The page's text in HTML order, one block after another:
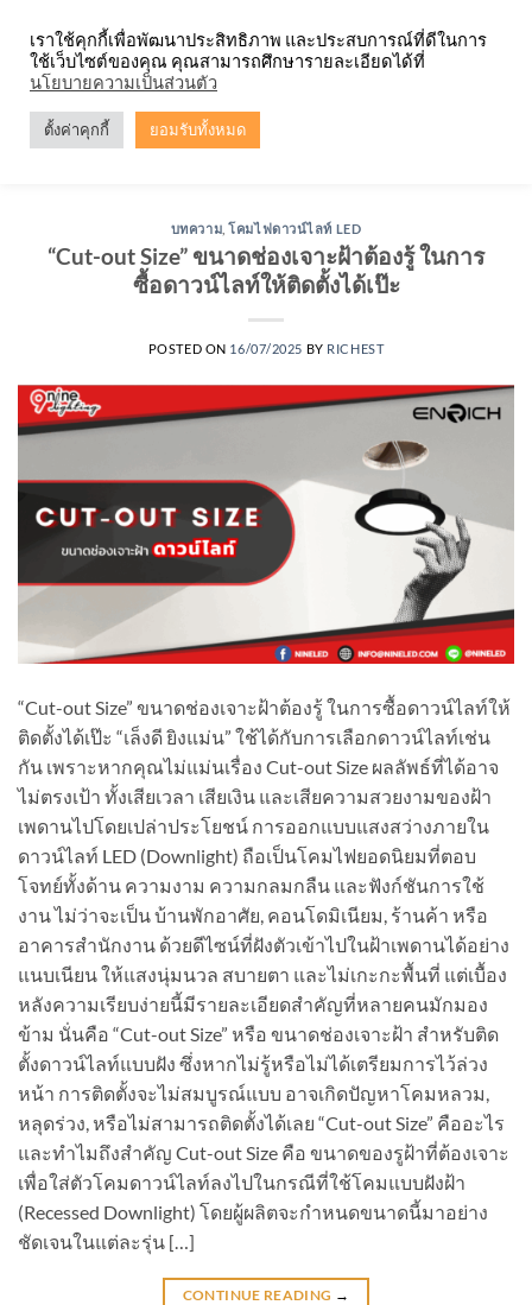
content
บทความ ,โคมไฟดาวน์ไลท์ LED
“Cut-out Size” ขนาดช่องเจาะฝ้าต้องรู้ ในการ
ซื้อดาวน์ไลท์ให้ติดตั้งได้เป๊ะ
POSTED ON 16/07/2025 BY RICHEST
“Cut-out Size” ขนาดช่องเจาะฝ้าต้องรู้ ในการซื้อดาวน์ไลท์ให้
ติดตั้งได้เป๊ะ “เล็งดี ยิงแม่น” ใช้ได้กับการเลือกดาวน์ไลท์เช่น
กัน เพราะหากคุณไม่แม่นเรื่อง Cut-out Size ผลลัพธ์ที่ได้อาจ
ไม่ตรงเป้า ทั้งเสียเวลา เสียเงิน และเสียความสวยงามของฝ้า
เพดานไปโดยเปล่าประโยชน์ การออกแบบแสงสว่างภายใน
ดาวน์ไลท์ LED (Downlight) ถือเป็นโคมไฟยอดนิยมที่ตอบ
โจทย์ทั้งด้าน ความงาม ความกลมกลืน และฟังก์ชันการใช้
งาน ไม่ว่าจะเป็น บ้านพักอาศัย, คอนโดมิเนียม, ร้านค้า หรือ
อาคารสำนักงาน ด้วยดีไซน์ที่ฝังตัวเข้าไปในฝ้าเพดานได้อย่าง
แนบเนียน ให้แสงนุ่มนวล สบายตา และไม่เกะกะพื้นที่ แต่เบื้อง
หลังความเรียบง่ายนี้มีรายละเอียดสำคัญที่หลายคนมักมอง
ข้าม นั่นคือ “Cut-out Size” หรือ ขนาดช่องเจาะฝ้า สำหรับติด
ตั้งดาวน์ไลท์แบบฝัง ซึ่งหากไม่รู้หรือไม่ได้เตรียมการไว้ล่วง
หน้า การติดตั้งจะไม่สมบูรณ์แบบ อาจเกิดปัญหาโคมหลวม,
หลุดร่วง, หรือไม่สามารถติดตั้งได้เลย “Cut-out Size” คืออะไร
และทำไมถึงสำคัญ Cut-out Size คือ ขนาดของรูฝ้าที่ต้องเจาะ
เพื่อใส่ตัวโคมดาวน์ไลท์ลงไปในกรณีที่ใช้โคมแบบฝังฝ้า
(Recessed Downlight) โดยผู้ผลิตจะกำหนดขนาดนี้มาอย่าง
ชัดเจนในแต่ละรุ่น […]
CONTINUE READING →
เราใช้คุกกี้เพื่อพัฒนาประสิทธิภาพ และประสบการณ์ที่ดีในการ
ใช้เว็บไซต์ของคุณ คุณสามารถศึกษารายละเอียดได้ที่
นโยบายความเป็นส่วนตัว
ตั้งค่าคุกกี้ ยอมรับทั้งหมด